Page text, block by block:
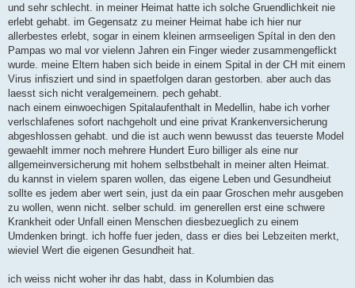
und sehr schlecht. in meiner Heimat hatte ich solche Gruendlichkeit nie
erlebt gehabt. im Gegensatz zu meiner Heimat habe ich hier nur
allerbestes erlebt, sogar in einem kleinen armseeligen Spítal in den den
Pampas wo mal vor vielenn Jahren ein Finger wieder zusammengeflickt
wurde. meine Eltern haben sich beide in einem Spital in der CH mit einem
Virus infisziert und sind in spaetfolgen daran gestorben. aber auch das
laesst sich nicht veralgemeinern. pech gehabt.
nach einem einwoechigen Spitalaufenthalt in Medellin, habe ich vorher
verlschlafenes sofort nachgeholt und eine privat Krankenversicherung
abgeshlossen gehabt. und die ist auch wenn bewusst das teuerste Model
gewaehlt immer noch mehrere Hundert Euro billiger als eine nur
allgemeinversicherung mit hohem selbstbehalt in meiner alten Heimat.
du kannst in vielem sparen wollen, das eigene Leben und Gesundheiut
sollte es jedem aber wert sein, just da ein paar Groschen mehr ausgeben
zu wollen, wenn nicht. selber schuld. im generellen erst eine schwere
Krankheit oder Unfall einen Menschen diesbezueglich zu einem
Umdenken bringt. ich hoffe fuer jeden, dass er dies bei Lebzeiten merkt,
wieviel Wert die eigenen Gesundheit hat.
ich weiss nicht woher ihr das habt, dass in Kolumbien das